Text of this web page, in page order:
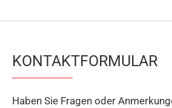
KONTAKTFORMULAR
Haben Sie Fragen oder